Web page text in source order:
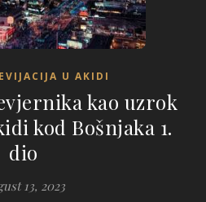
U AKIDI
kao uzrok
kod Bošnjaka 1.
dio
13, 2023